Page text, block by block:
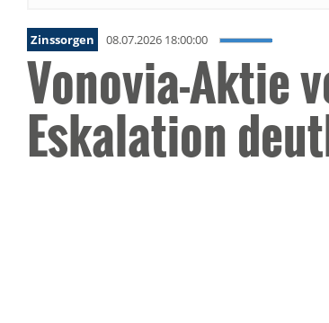
Zinssorgen 08.07.2026 18:00:00
Vonovia-Aktie
Eskalation